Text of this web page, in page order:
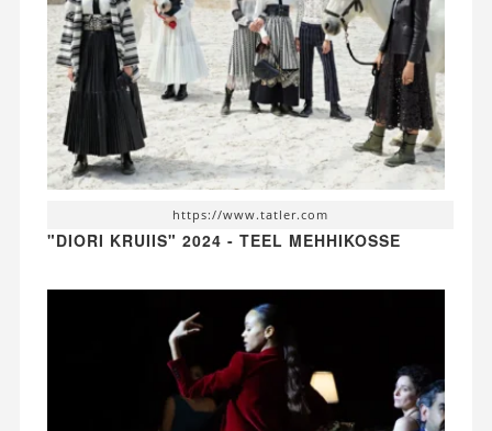
https://www.tatler.com
"DIORI KRUIIS" 2024 - TEEL MEHHIKOSSE